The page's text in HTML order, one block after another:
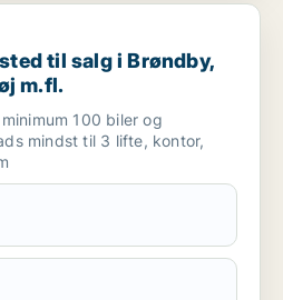
salg i Brøndby, Taastrup eller Ishøj
til salg i Brøndby,
m.fl.
100 biler og
mindst til 3 lifte, kontor,